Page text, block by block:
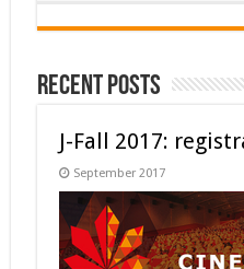
Recent Posts
J-Fall 2017:
September 2017